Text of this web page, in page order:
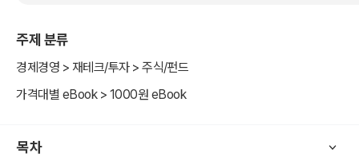
주제 분류
경제경영 > 재테크/투자 > 주식/펀드
가격대별 eBook > 1000원 eBook
목차